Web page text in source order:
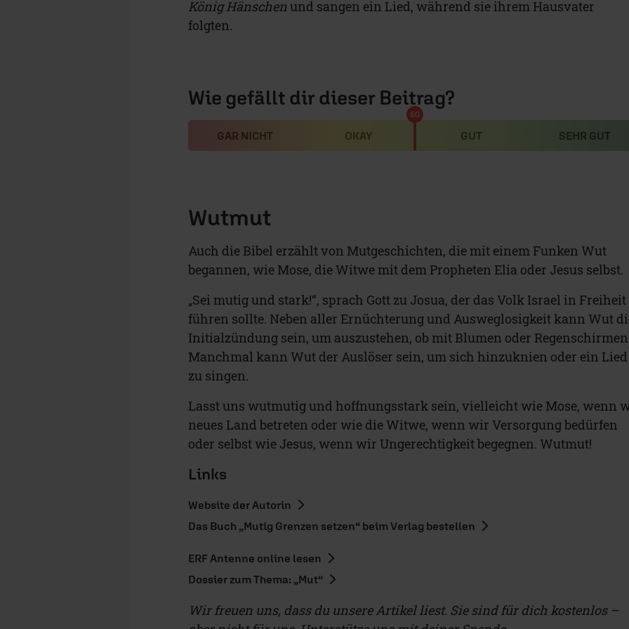
König Hänschenund sangen ein Lied, während sie ihrem Hausvater
folgten.
Wie gefällt dir dieser Beitrag?
GAR NICHT OKAY GUT SEHR GUT
50
Wutmut
Auch die Bibel erzählt von Mutgeschichten, die mit einem Funken Wut
begannen, wie Mose, die Witwe mit dem Propheten Elia oder Jesus selbst.
„Sei mutig und stark!“, sprach Gott zu Josua, der das Volk Israel in Freiheit
führen sollte. Neben aller Ernüchterung und Ausweglosigkeit kann Wut
Initialzündung sein, um auszustehen, ob mit Blumen oder
Manchmal kann Wut der Auslöser sein, um sich hinzuknien oder ein Lied
zu singen.
Lasst uns wutmutig und hoffnungsstark sein, vielleicht wie Mose, wenn
neues Land betreten oder wie die Witwe, wenn wir Versorgung bedürfen
oder selbst wie Jesus, wenn wir Ungerechtigkeit begegnen. Wutmut!
Links
Website der Autorin
Das Buch „Mutig Grenzen setzen“ beim Verlag bestellen
ERF Antenne online lesen
Dossier zum Thema: „Mut“
Wir freuen uns, dass du unsere Artikel liest. Sie sind für dich kostenlos –